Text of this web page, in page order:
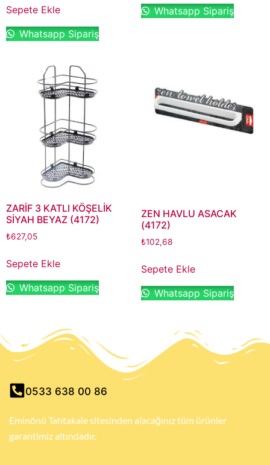
Sepete Ekle
Whatsapp Sipariş
Whatsapp Sipariş
ZARİF 3 KATLI KÖŞELİK
SİYAH BEYAZ (4172)
₺627,05
Sepete Ekle
Whatsapp Sipariş
ZEN HAVLU ASACAK
(4172)
₺102,68
Sepete Ekle
Whatsapp Sipariş
0533 638 00 86
Eminönü Tahtakale sitesinden alacağınız tüm ürünler
garantimiz altındadır.